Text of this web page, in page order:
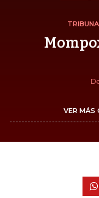
VER MÁS